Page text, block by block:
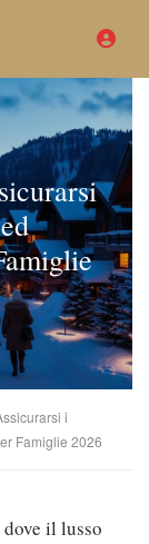
i
Famiglie 2026
il lusso